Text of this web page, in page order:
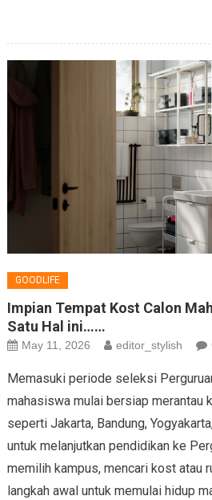
GOODLIFE
Impian Tempat Kost Calon
Satu Hal ini……
May 11, 2026 editor_stylish
Memasuki periode seleksi
mahasiswa mulai bersiap merantau
seperti Jakarta, Bandung,
untuk melanjutkan pendidikan ke
memilih kampus, mencari kost atau
langkah awal untuk memulai hidup